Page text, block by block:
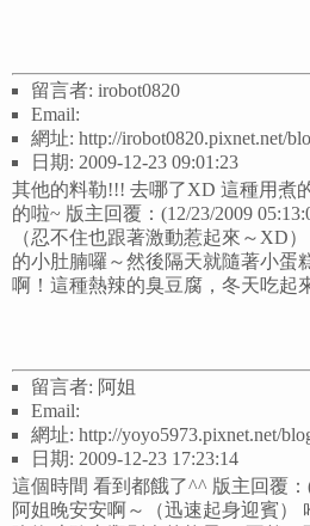
留言者: irobot0820
Email:
網址: http://irobot0820.pixnet.net/
日期: 2009-12-23 09:01:23
其他的料勒!!! 去哪了XD 這種用煮
的啦~ 版主回覆：(12/23/2009
（忍不住也跟著激動惹起來～XD
的小肚腩囉～然後隔天就隨著小蛋
啊！這種熱辣的臭豆腐，冬天吃起
留言者: 阿姐
Email:
網址: http://yoyo5973.pixnet.net/
日期: 2009-12-23 17:23:14
這個時間 看到都餓了^^ 版主回覆：
阿姐晚安安啊～（迅速起身迎賓）